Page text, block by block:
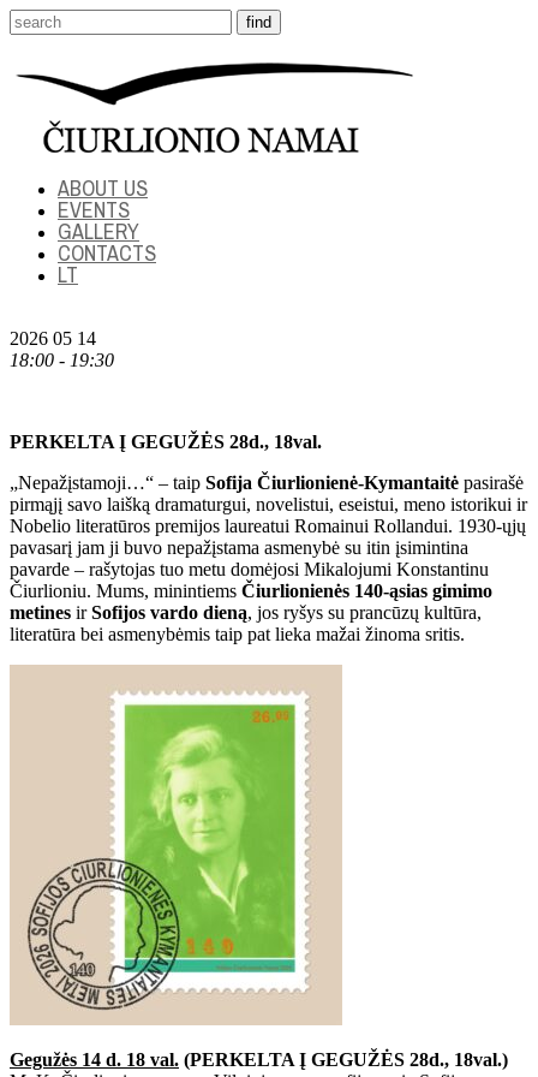
ABOUT US
EVENTS
GALLERY
CONTACTS
LT
2026 05 14
18:00 - 19:30
PERKELTA Į GEGUŽĖS 28d., 18val.
„Nepažįstamoji…“ – taip Sofija Čiurlionienė-Kymantaitė pasirašė
pirmąjį savo laišką dramaturgui, novelistui, eseistui, meno istorikui ir
Nobelio literatūros premijos laureatui Romainui Rollandui. 1930-ųjų
pavasarį jam ji buvo nepažįstama asmenybė su itin įsimintina
pavarde – rašytojas tuo metu domėjosi Mikalojumi Konstantinu
Čiurlioniu. Mums, minintiems Čiurlionienės 140-ąsias gimimo
metines irSofijos vardo dieną, jos ryšys su prancūzų kultūra,
literatūra bei asmenybėmis taip pat lieka mažai žinoma sritis.
Gegužės 14 d. 18 val. (PERKELTA Į GEGUŽĖS 28d., 18val.)